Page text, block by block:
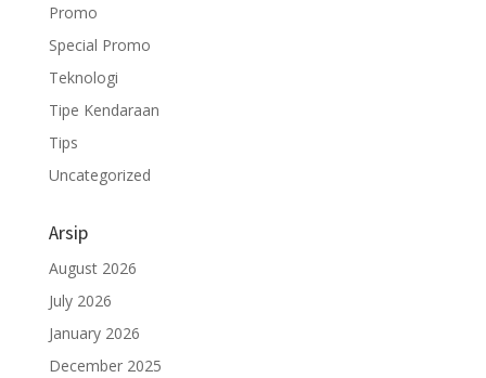
Promo
Special Promo
Teknologi
Tipe Kendaraan
Tips
Uncategorized
Arsip
August 2026
July 2026
January 2026
December 2025